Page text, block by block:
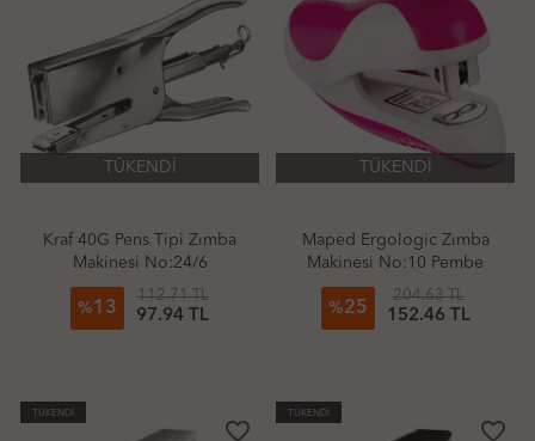
TÜKENDİ
Kraf 40G Pens Tipi Zımba
Makinesi No:24/6
%13
112.71 TL
97.94 TL
TÜKENDİ
Maped Ergologic Zımba
Makinesi No:10 Pembe
%25
204.63 TL
152.46 TL
TÜKENDİ
favorite_border
TÜKENDİ
favorite_border